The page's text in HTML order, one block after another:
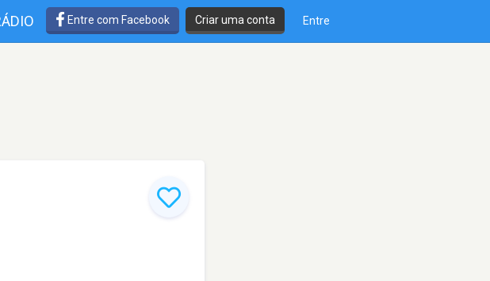
Entre com Facebook Criar uma conta Entre